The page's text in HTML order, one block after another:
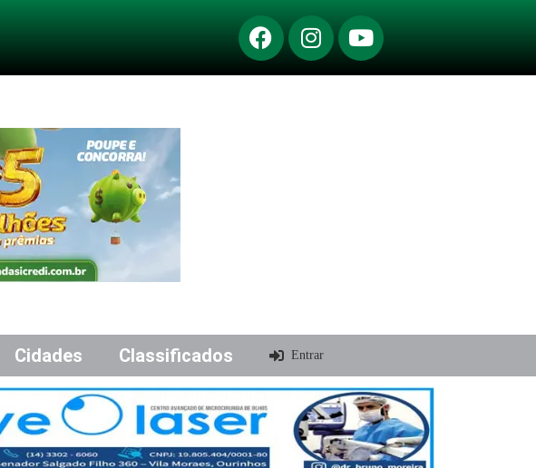
Cidades Classificados Entrar